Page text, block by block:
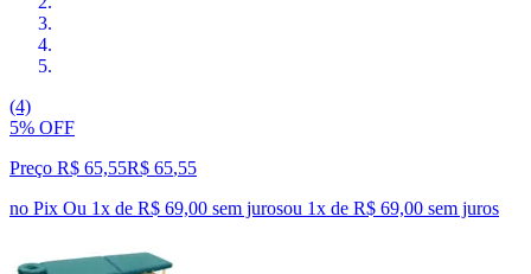
(4)
5% OFF
Preço R$ 65,55R$ 65,55
no Pix Ou 1x de R$ 69,00 sem jurosou 1x de R$ 69,00 sem juros